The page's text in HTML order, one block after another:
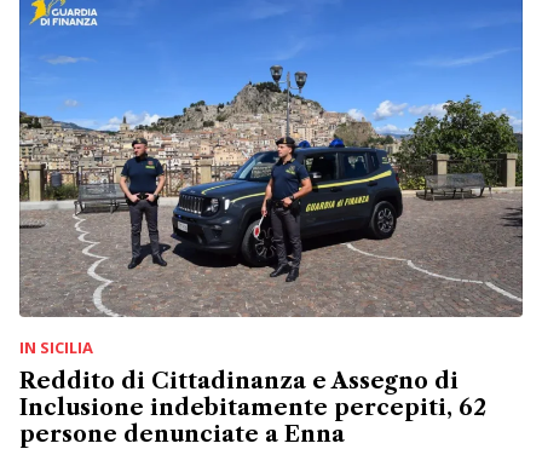
IN SICILIA
Reddito di Cittadinanza e Assegno di
Inclusione indebitamente percepiti, 62
persone denunciate a Enna